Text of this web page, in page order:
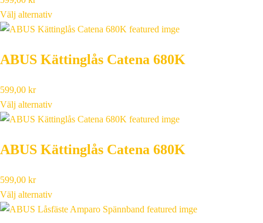
Välj alternativ
ABUS Kättinglås Catena 680K
599,00 kr
Välj alternativ
ABUS Kättinglås Catena 680K
599,00 kr
Välj alternativ